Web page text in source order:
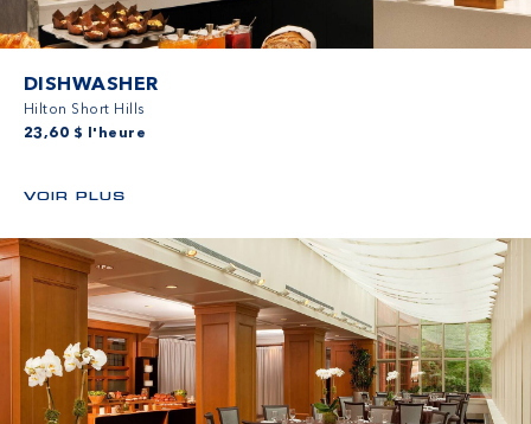
DISHWASHER
Hilton Short Hills
23,60 $ l'heure
VOIR PLUS